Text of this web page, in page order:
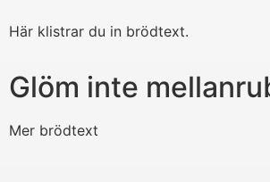
Här klistrar du in brödtext.
Glöm inte
Mer brödtext